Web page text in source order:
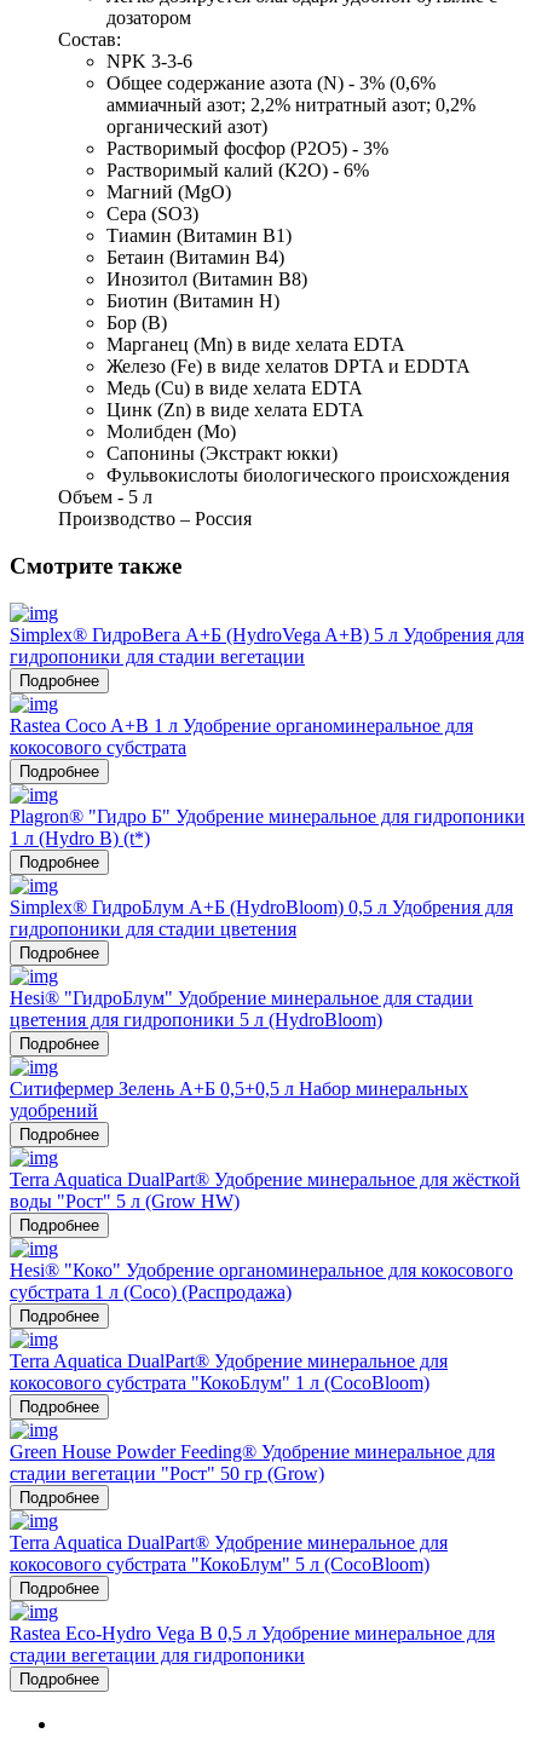
дозатором
Состав:
NPK 3-3-6
Общее содержание азота (N) - 3% (0,6%
аммиачный азот; 2,2% нитратный азот; 0,2%
органический азот)
Растворимый фосфор (Р2О5) - 3%
Растворимый калий (К2О) - 6%
Магний (MgO)
Сера (SO3)
Тиамин (Витамин В1)
Бетаин (Витамин В4)
Инозитол (Витамин В8)
Биотин (Витамин Н)
Бор (В)
Марганец (Mn) в виде хелата EDTA
Железо (Fe) в виде хелатов DPTA и EDDTA
Медь (Cu) в виде хелата EDTA
Цинк (Zn) в виде хелата EDTA
Молибден (Мо)
Сапонины (Экстракт юкки)
Фульвокислоты биологического происхождения
Объем - 5 л
Производство – Россия
Смотрите также
Simplex® ГидроВега А+Б (HydroVega A+B) 5 л Удобрения для
гидропоники для стадии вегетации
Подробнее
Rastea Coco A+B 1 л Удобрение органоминеральное для
кокосового субстрата
Подробнее
Plagron® "Гидро Б" Удобрение минеральное для гидропоники
1 л (Hydro B) (t*)
Подробнее
Simplex® ГидроБлум А+Б (HydroBloom) 0,5 л Удобрения для
гидропоники для стадии цветения
Подробнее
Hesi® "ГидроБлум" Удобрение минеральное для стадии
цветения для гидропоники 5 л (HydroBloom)
Подробнее
Ситифермер Зелень А+Б 0,5+0,5 л Набор минеральных
удобрений
Подробнее
Terra Aquatica DualPart® Удобрение минеральное для жёсткой
воды "Рост" 5 л (Grow HW)
Подробнее
Hesi® "Коко" Удобрение органоминеральное для кокосового
субстрата 1 л (Coco) (Распродажа)
Подробнее
Terra Aquatica DualPart® Удобрение минеральное для
кокосового субстрата "КокоБлум" 1 л (CocoBloom)
Подробнее
Green House Powder Feeding® Удобрение минеральное для
стадии вегетации "Рост" 50 гр (Grow)
Подробнее
Terra Aquatica DualPart® Удобрение минеральное для
кокосового субстрата "КокоБлум" 5 л (CocoBloom)
Подробнее
Rastea Eco-Hydro Vega B 0,5 л Удобрение минеральное для
стадии вегетации для гидропоники
Подробнее